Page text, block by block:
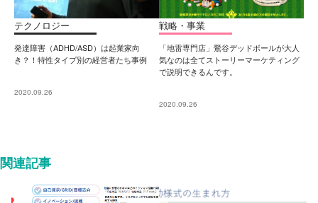
テクノロジー
発達障害（ADHD/ASD）は起業家向
き？！特性タイプ別の経営者たち事例
2020.09.26
戦略・事業
「地雷専門店」鶯谷デッドボールが大人
気なのは全てストーリーマーケティング
で説明できるんです。
2020.09.26
関連記事